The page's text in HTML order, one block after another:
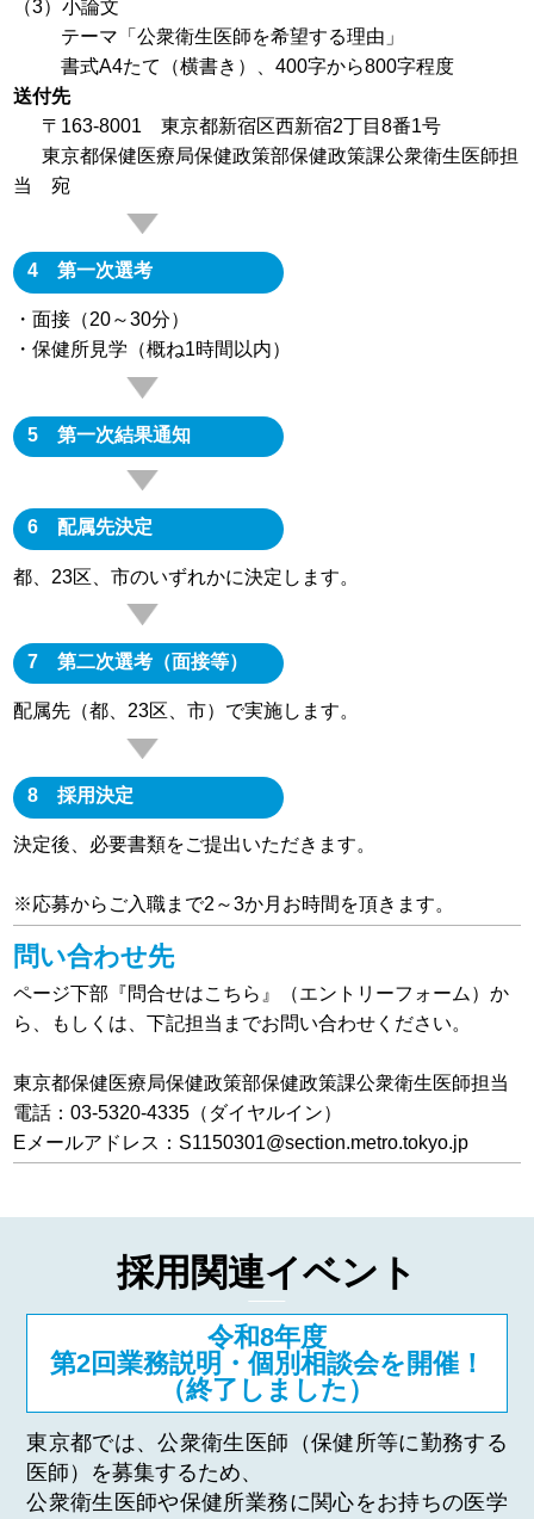
（3）小論文
テーマ「公衆衛生医師を希望する理由」
書式A4たて（横書き）、400字から800字程度
送付先
〒163-8001 東京都新宿区西新宿2丁目8番1号
東京都保健医療局保健政策部保健政策課公衆衛生医師担
当 宛
4 第一次選考
・面接（20～30分）
・保健所見学（概ね1時間以内）
5 第一次結果通知
6 配属先決定
都、23区、市のいずれかに決定します。
7 第二次選考（面接等）
配属先（都、23区、市）で実施します。
8 採用決定
決定後、必要書類をご提出いただきます。
※応募からご入職まで2～3か月お時間を頂きます。
問い合わせ先
ページ下部『問合せはこちら』（エントリーフォーム）か
ら、もしくは、下記担当までお問い合わせください。
東京都保健医療局保健政策部保健政策課公衆衛生医師担当
電話：03-5320-4335（ダイヤルイン）
Eメールアドレス：S1150301@section.metro.tokyo.jp
採用関連イベント
令和8年度
第2回業務説明・個別相談会を開催！
（終了しました）
東京都では、公衆衛生医師（保健所等に勤務する
医師）を募集するため、
公衆衛生医師や保健所業務に関心をお持ちの医学